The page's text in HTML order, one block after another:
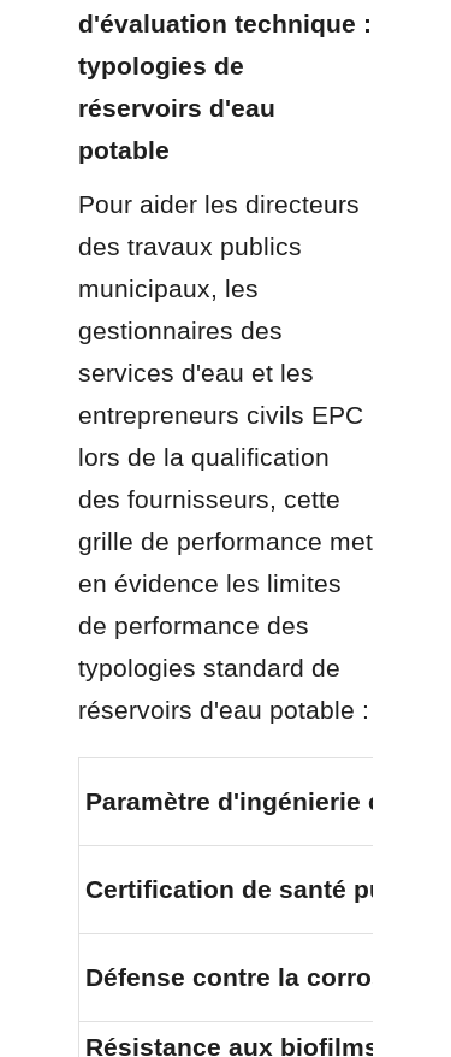
d'évaluation technique :
typologies de
réservoirs d'eau
potable
Pour aider les directeurs
des travaux publics
municipaux, les
gestionnaires des
services d'eau et les
entrepreneurs civils EPC
lors de la qualification
des fournisseurs, cette
grille de performance met
en évidence les limites
de performance des
typologies standard de
réservoirs d'eau potable :
Paramètre d'ingénierie critique
Certification de santé publique
Défense contre la corrosion
Résistance aux biofilms et aux